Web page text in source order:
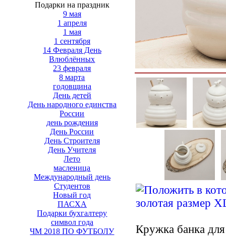
Подарки на праздник
9 мая
1 апреля
1 мая
1 сентября
14 Февраля День
Влюблённых
23 февраля
8 марта
годовщина
День детей
День народного единства
России
день рождения
День России
День Строителя
День Учителя
Лето
масленица
Международный день
Студентов
Новый год
ПАСХА
Подарки бухгалтеру
символ года
ЧМ 2018 ПО ФУТБОЛУ
Кружка банка